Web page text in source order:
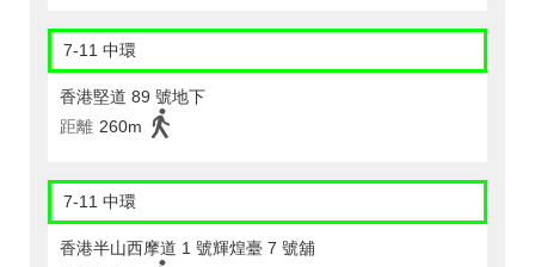
7-11 中環
香港堅道 89 號地下
距離 260m
7-11 中環
香港半山西摩道 1 號輝煌臺 7 號舖